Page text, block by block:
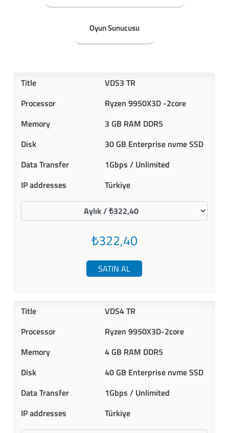
Oyun Sunucusu
VDS3 TR
Ryzen 9950X3D -2core
3 GB RAM DDR5
30 GB Enterprise nvme SSD
1Gbps / Unlimited
Türkiye
₺322,40
SATIN AL
VDS4 TR
Ryzen 9950X3D-2core
4 GB RAM DDR5
40 GB Enterprise nvme SSD
1Gbps / Unlimited
Türkiye